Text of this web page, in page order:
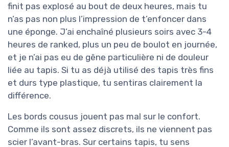
finit pas explosé au bout de deux heures, mais tu
n’as pas non plus l’impression de t’enfoncer dans
une éponge. J’ai enchaîné plusieurs soirs avec 3-4
heures de ranked, plus un peu de boulot en journée,
et je n’ai pas eu de gêne particulière ni de douleur
liée au tapis. Si tu as déjà utilisé des tapis très fins
et durs type plastique, tu sentiras clairement la
différence.
Les bords cousus jouent pas mal sur le confort.
Comme ils sont assez discrets, ils ne viennent pas
scier l’avant-bras. Sur certains tapis, tu sens